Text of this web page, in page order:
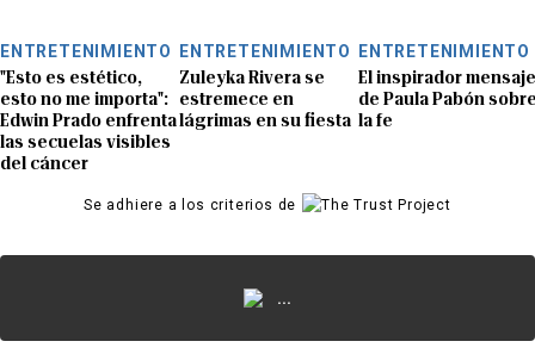
ENTRETENIMIENTO
"Esto es estético,
esto no me importa":
Edwin Prado enfrenta
las secuelas visibles
del cáncer
ENTRETENIMIENTO
Zuleyka Rivera se
estremece en
lágrimas en su fiesta
ENTRETENIMIENTO
El inspirador mensaje
de Paula Pabón
la fe
Se adhiere a los criterios de
...